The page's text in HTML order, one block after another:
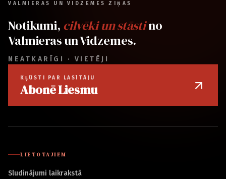
VALMIERAS UN VIDZEMES ZIŅAS
Notikumi, cilvēki un stāstino
Valmieras un Vidzemes.
NEATKARĪGI · VIETĒJI
KĻŪSTI PAR LASĪTĀJU
Abonē Liesmu
LIETOTĀJIEM
Sludinājumi laikrakstā